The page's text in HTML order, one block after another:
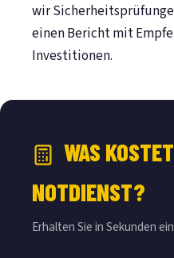
wir
einen Bericht mit
Investitionen.
WAS
NOTDIENST?
Erhalten Sie in Sekunden